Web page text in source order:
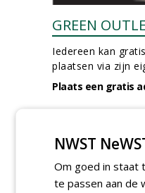
GREEN
Iedereen kan
plaatsen via zijn
Plaats een gratis
NWST
Om goed in staat
te passen aan de